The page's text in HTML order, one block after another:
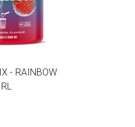
- RAINBOW